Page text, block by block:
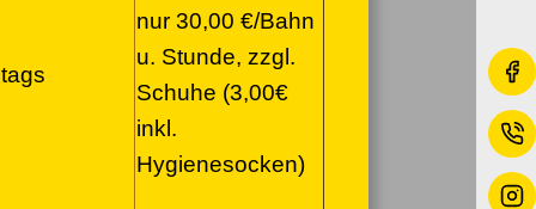
nur 30,00 €/Bahn
u. Stunde, zzgl.
Schuhe (3,00€
inkl.
Hygienesocken)